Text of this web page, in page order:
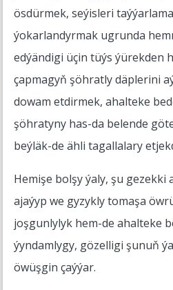
ösdürmek, seýisleri
ýokarlandyrmak ugrunda
edýändigi üçin tüýs ýürekden
çapmagyň şöhratly däplerini
dowam etdirmek, ahalteke
şöhratyny has-da belende
beýläk-de ähli tagallalary
Hemişe bolşy ýaly, şu gezekki
ajaýyp we gyzykly tomaşa
joşgunlylyk hem-de ahalteke
ýyndamlygy, gözelligi şunuň
öwüşgin çaýýar.